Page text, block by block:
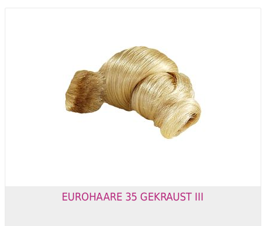
EUROHAARE 35 GEKRAUST III